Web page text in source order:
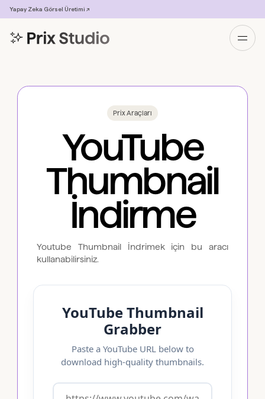
Yapay Zeka Görsel Üretimi ↗
Prix Araçları
YouTube
Thumbnail
İndirme
Youtube Thumbnail İndrimek için bu aracı
kullanabilirsiniz.
YouTube Thumbnail
Grabber
Paste a YouTube URL below to
download high-quality thumbnails.